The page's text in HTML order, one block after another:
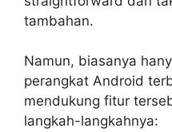
tambahan.
Namun, biasanya
perangkat Android
mendukung fitur
langkah-langkahnya: